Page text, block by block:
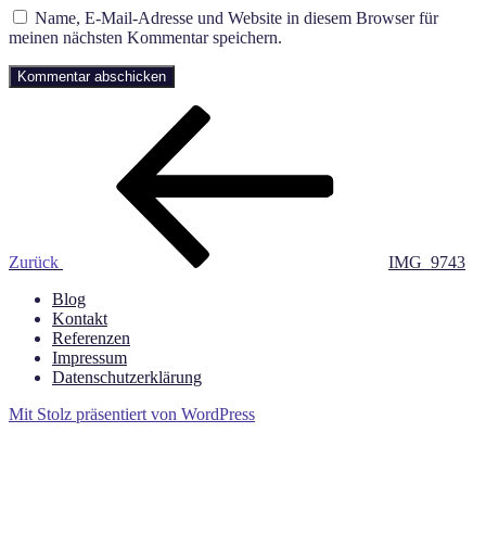
Name, E-Mail-Adresse und Website in diesem Browser für
meinen nächsten Kommentar speichern.
Beitragsnavigation
Zurück
IMG_9743
Blog
Kontakt
Referenzen
Impressum
Datenschutzerklärung
Mit Stolz präsentiert von WordPress